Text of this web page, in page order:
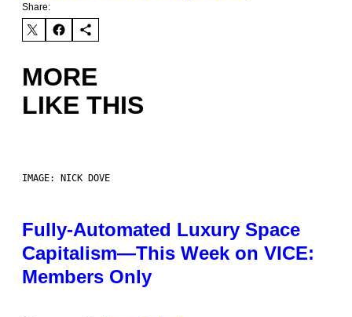
Share:
MORE
LIKE THIS
IMAGE: NICK DOVE
Fully-Automated Luxury Space
Capitalism—This Week on VICE:
Members Only